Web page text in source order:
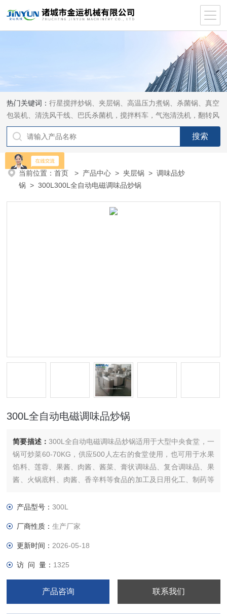
热门关键词：行星搅拌炒锅、夹层锅、高温压力煮锅、杀菌锅、真空
包装机、清洗风干线、巴氏杀菌机，搅拌料车，气泡清洗机，翻转风
干机
当前位置：首页 > 产品中心 >夹层锅 >调味品炒
锅 > 300L300L全自动电磁调味品炒锅
300L全自动电磁调味品炒锅
简要描述： 300L全自动电磁调味品炒锅适用于大型中央食堂，一
锅可炒菜60-70KG，供应500人左右的食堂使用，也可用于水果
馅料、莲蓉、果酱、肉酱、酱菜、膏状调味品、复合调味品、果
酱、火锅底料、肉酱、香辛料等食品的加工及日用化工、制药等
产品型号：300L
厂商性质：生产厂家
更新时间： 2026-05-18
访 问 量： 1325
产品咨询 联系我们